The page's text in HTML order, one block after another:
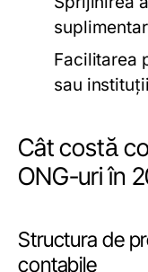
Facilitarea
sau instituții
Cât costă
ONG-uri în
Structura de
contabile